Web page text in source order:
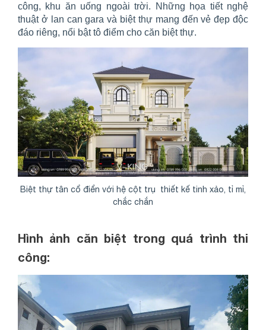
công, khu ăn uống ngoài trời. Những họa tiết nghệ
thuật ở lan can gara và biệt thự mang đến vẻ đẹp độc
đáo riêng, nổi bật tô điểm cho căn biệt thự.
Biệt thự tân cổ điển với hệ cột trụ thiết kế tinh xảo, tỉ mỉ,
chắc chắn
Hình ảnh căn biệt trong quá trình thi
công: